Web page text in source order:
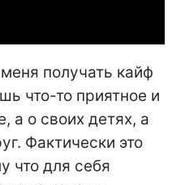
получать кайф
что-то приятное и
а о своих детях, а
Фактически это
что для себя